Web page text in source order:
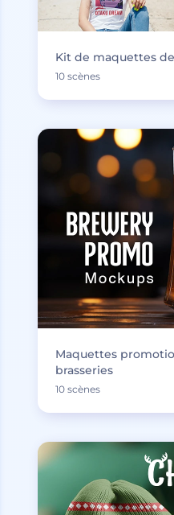
Kit de maquettes
10 scènes
Maquettes
brasseries
10 scènes